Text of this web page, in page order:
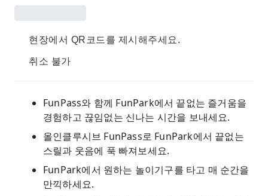
현장에서 QR코드를 제시해주세요.
취소 불가
FunPass와 함께 FunPark에서 끝없는 즐거움을
경험하고 끊임없는 신나는 시간을 보내세요.
올인클루시브 FunPass로 FunPark에서 끝없는
스릴과 웃음에 푹 빠져보세요.
FunPark에서 원하는 놀이기구를 타고 매 순간을
만끽하세요.